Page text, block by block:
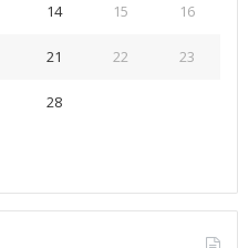
14 15 16
21 22 23
28